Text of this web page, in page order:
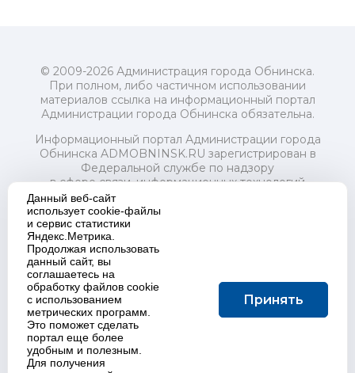
© 2009-2026 Администрация города Обнинска.
При полном, либо частичном использовании
материалов ссылка на информационный портал
Администрации города Обнинска обязательна.
Информационный портал Администрации города
Обнинска ADMOBNINSK.RU зарегистрирован в
Федеральной службе по надзору
в сфере связи, информационных технологий
и массовых коммуникаций (Роскомнадзор) 24 июля
2018 года.
Свидетельство о регистрации Эл № ФС77-73321
Учредитель: Администрация (исполнительно-
распорядительный орган) городского округа "Город
Обнинск". Главный редактор: Байкова Е.А.
Адрес электронной почты Редакции:
redactor@admobninsk.ru
Телефон Редакции: +7 (484) 395-85-85
Настоящий ресурс содержит материалы 18+
Политика в отношении обработки персональных
Данный веб-сайт
использует cookie-файлы
и сервис статистики
Яндекс.Метрика.
Продолжая использовать
данный сайт, вы
соглашаетесь на
обработку файлов cookie
с использованием
метрических программ.
Это поможет сделать
портал еще более
удобным и полезным.
Для получения
Принять